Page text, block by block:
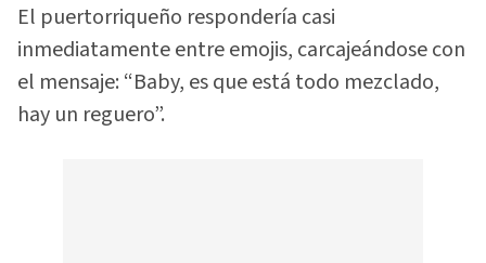
El puertorriqueño respondería casi
inmediatamente entre emojis, carcajeándose con
el mensaje: “Baby, es que está todo mezclado,
hay un reguero”.